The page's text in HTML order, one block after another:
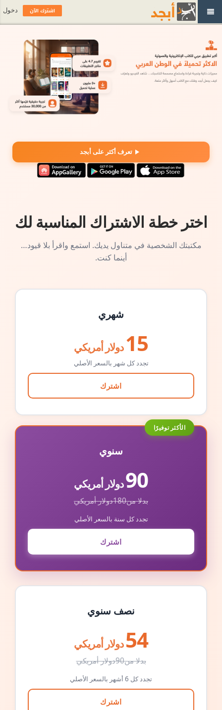
تعرف أكثر على أبجد
اختر خطة الاشتراك المناسبة لك
مكتبتك الشخصية في متناول يديك. استمع واقرأ بلا قيود…
أينما كنت.
شهري
15 دولار أمريكي
تجدد كل شهر بالسعر الأصلي
اشترك
الأكثر توفيرًا
سنوي
90دولار أمريكي
بدلا من180دولار أمريكي
تجدد كل سنة بالسعر الأصلي
اشترك
نصف سنوي
54 دولار أمريكي
بدلا من90دولار أمريكي
تجدد كل 6 أشهر بالسعر الأصلي
اشترك
اشترك الآن دخول